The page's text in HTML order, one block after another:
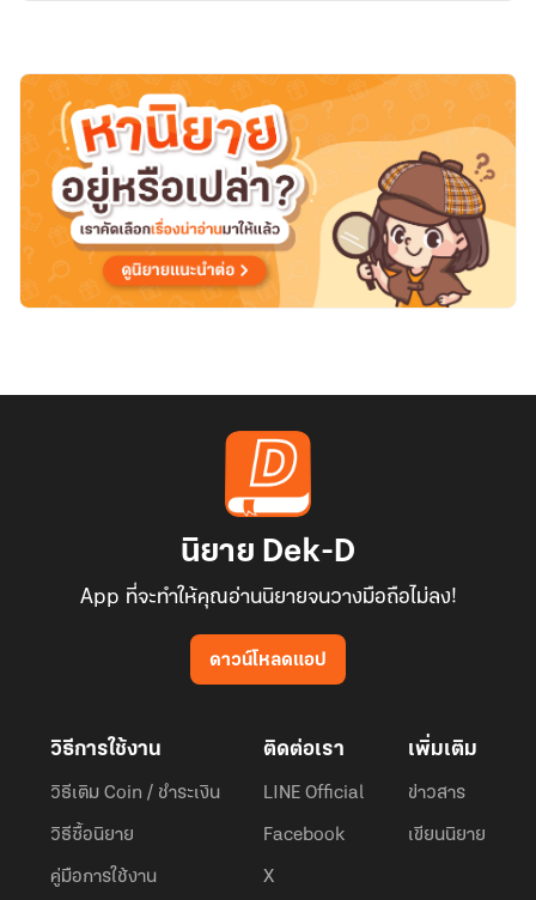
(อ่าน
ฟรี)
นิยาย Dek-D
App ที่จะทำให้คุณอ่านนิยายจนวางมือถือไม่ลง!
ดาวน์โหลดแอป
วิธีการใช้งาน
วิธีเติม Coin / ชำระเงิน
วิธีซื้อนิยาย
คู่มือการใช้งาน
ติดต่อเรา
LINE Official
Facebook
X
เพิ่มเติม
ข่าวสาร
เขียนนิยาย